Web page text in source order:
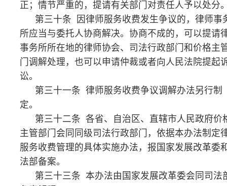
上一篇：律师事务所、律师年度检查考核流程图
下一篇：申请律师执业、注销、变更等办事服务指南
© 2026 湖南省律师协会 版权所有